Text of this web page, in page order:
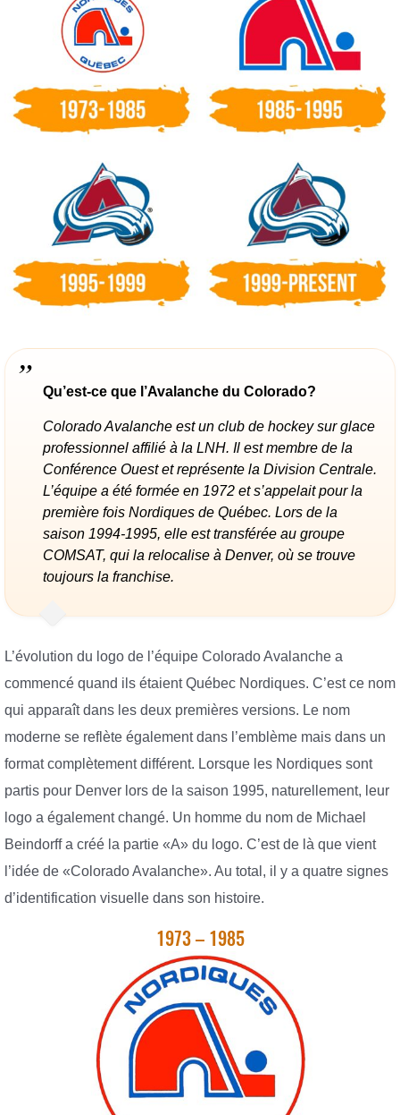
Qu’est-ce que l’Avalanche du Colorado?
Colorado Avalanche est un club de hockey sur glace
professionnel affilié à la LNH. Il est membre de la
Conférence Ouest et représente la Division Centrale.
L’équipe a été formée en 1972 et s’appelait pour la
première fois Nordiques de Québec. Lors de la
saison 1994-1995, elle est transférée au groupe
COMSAT, qui la relocalise à Denver, où se trouve
toujours la franchise.
L’évolution du logo de l’équipe Colorado Avalanche a
commencé quand ils étaient Québec Nordiques. C’est ce nom
qui apparaît dans les deux premières versions. Le nom
moderne se reflète également dans l’emblème mais dans un
format complètement différent. Lorsque les Nordiques sont
partis pour Denver lors de la saison 1995, naturellement, leur
logo a également changé. Un homme du nom de Michael
Beindorff a créé la partie «A» du logo. C’est de là que vient
l’idée de «Colorado Avalanche». Au total, il y a quatre signes
d’identification visuelle dans son histoire.
1973 – 1985